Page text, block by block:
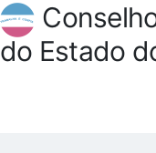
do Estado